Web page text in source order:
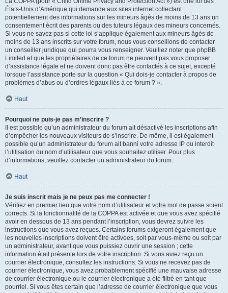
États-Unis d’Amérique qui demande aux sites internet collectant
potentiellement des informations sur les mineurs âgés de moins de 13 ans un
consentement écrit des parents ou des tuteurs légaux des mineurs concernés.
Si vous ne savez pas si cette loi s’applique également aux mineurs âgés de
moins de 13 ans inscrits sur votre forum, nous vous conseillons de contacter
un conseiller juridique qui pourra vous renseigner. Veuillez noter que phpBB
Limited et que les propriétaires de ce forum ne peuvent pas vous proposer
d’assistance légale et ne doivent donc pas être contactés à ce sujet, excepté
lorsque l’assistance porte sur la question « Qui dois-je contacter à propos de
problèmes d’abus ou d’ordres légaux liés à ce forum ? ».
Haut
Pourquoi ne puis-je pas m’inscrire ?
Il est possible qu’un administrateur du forum ait désactivé les inscriptions afin
d’empêcher les nouveaux visiteurs de s’inscrire. De même, il est également
possible qu’un administrateur du forum ait banni votre adresse IP ou interdit
l’utilisation du nom d’utilisateur que vous souhaitez utiliser. Pour plus
d’informations, veuillez contacter un administrateur du forum.
Haut
Je suis inscrit mais je ne peux pas me connecter !
Vérifiez en premier lieu que votre nom d’utilisateur et votre mot de passe soient
corrects. Si la fonctionnalité de la COPPA est activée et que vous avez spécifié
avoir en dessous de 13 ans pendant l’inscription, vous devrez suivre les
instructions que vous avez reçues. Certains forums exigeront également que
les nouvelles inscriptions doivent être activées, soit par vous-même ou soit par
un administrateur, avant que vous puissiez ouvrir une session ; cette
information était présente lors de votre inscription. Si vous aviez reçu un
courrier électronique, consultez les instructions. Si vous ne recevez pas de
courrier électronique, vous avez probablement spécifié une mauvaise adresse
de courrier électronique ou le courrier électronique a été filtré en tant que
pourriel. Si vous êtes certain que l’adresse de courrier électronique que vous